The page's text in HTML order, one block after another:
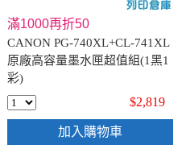
滿1000再折50
CANON PG-740XL+CL-741XL
原廠高容量墨水匣超值組(1黑1
彩)
$2,819
加入購物車